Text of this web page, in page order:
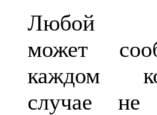
Любой
может
каждом
случае не